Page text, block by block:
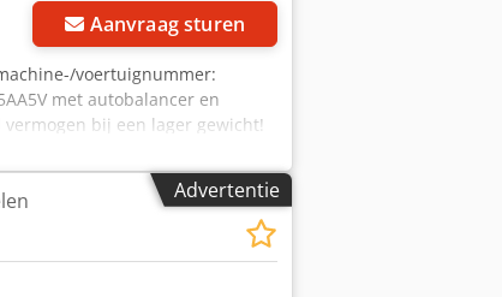
Aanvraag sturen
voertuignummer:
met autobalancer en
bij een lager gewicht!
non-ferro metalen van alle
en betonbouw.
kW Luchtverbruik onder
Spindeldraad: M14
16 mm Benodigde
aanvraag leverbaar.
Advertentie